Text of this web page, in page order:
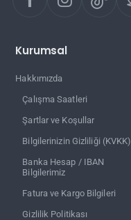
Kurumsal
Hakkımızda
Çalışma Saatleri
Şartlar ve Koşullar
Bilgilerinizin Gizliliği (KVKK)
Banka Hesap / IBAN
Bilgilerimiz
Fatura ve Kargo Bilgileri
Gizlilik Politikası